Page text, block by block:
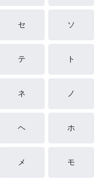
セ ソ
テ ト
ネ ノ
ヘ ホ
メ モ